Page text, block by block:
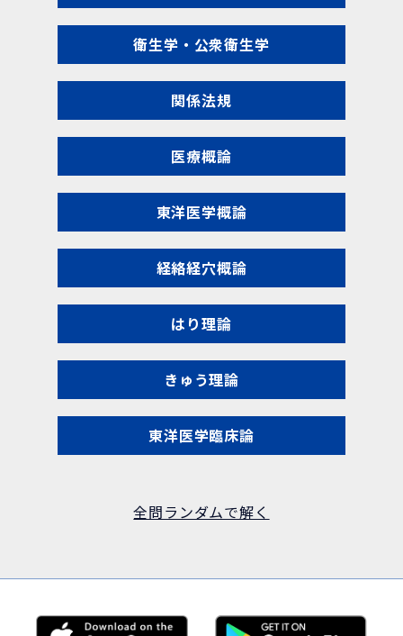
衛生学・公衆衛生学
関係法規
医療概論
東洋医学概論
経絡経穴概論
はり理論
きゅう理論
東洋医学臨床論
全問ランダムで解く